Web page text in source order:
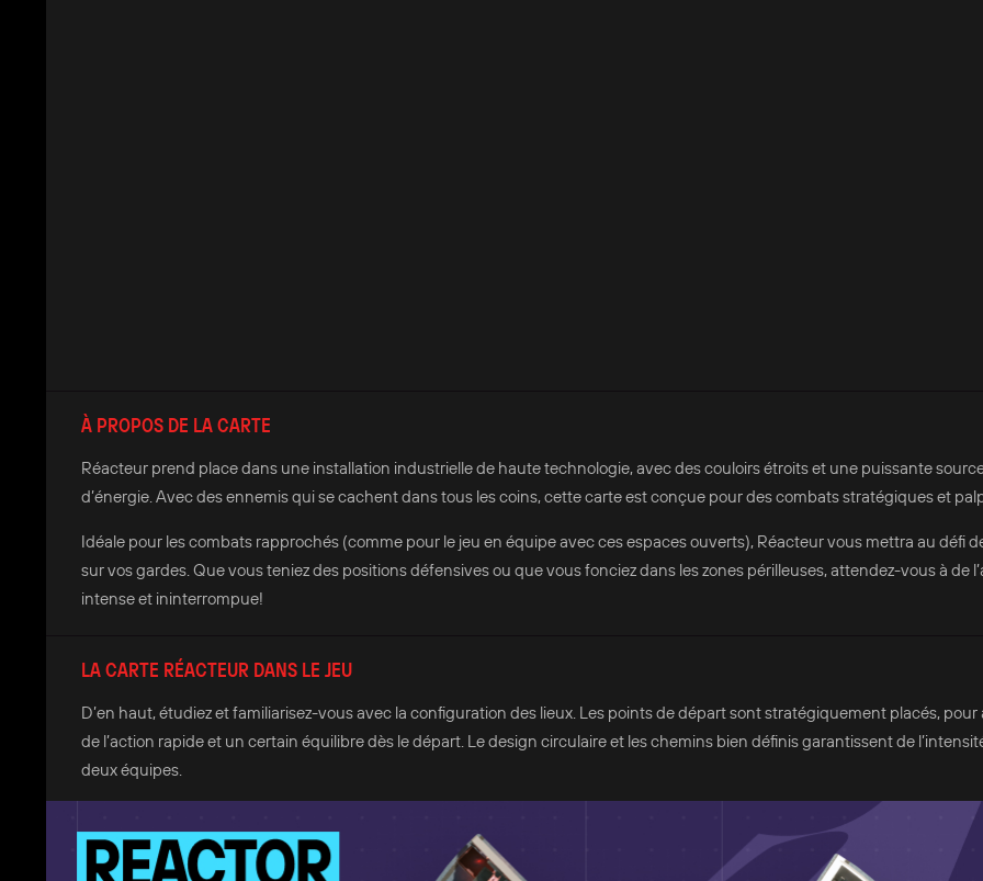
À PROPOS DE LA CARTE
Réacteur prend place dans une installation industrielle de haute technologie, avec des couloirs étroits et une puissante
d’énergie. Avec des ennemis qui se cachent dans tous les coins, cette carte est conçue pour des combats stratégiques et
Idéale pour les combats rapprochés (comme pour le jeu en équipe avec ces espaces ouverts), Réacteur vous mettra au défi
sur vos gardes. Que vous teniez des positions défensives ou que vous fonciez dans les zones périlleuses, attendez-vous à de
intense et ininterrompue!
LA CARTE RÉACTEUR DANS LE JEU
D’en haut, étudiez et familiarisez-vous avec la configuration des lieux. Les points de départ sont stratégiquement placés, pour
de l’action rapide et un certain équilibre dès le départ. Le design circulaire et les chemins bien définis garantissent de
deux équipes.